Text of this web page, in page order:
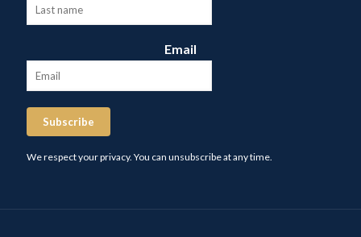
Email
Subscribe
We respect your privacy. You can unsubscribe at any time.